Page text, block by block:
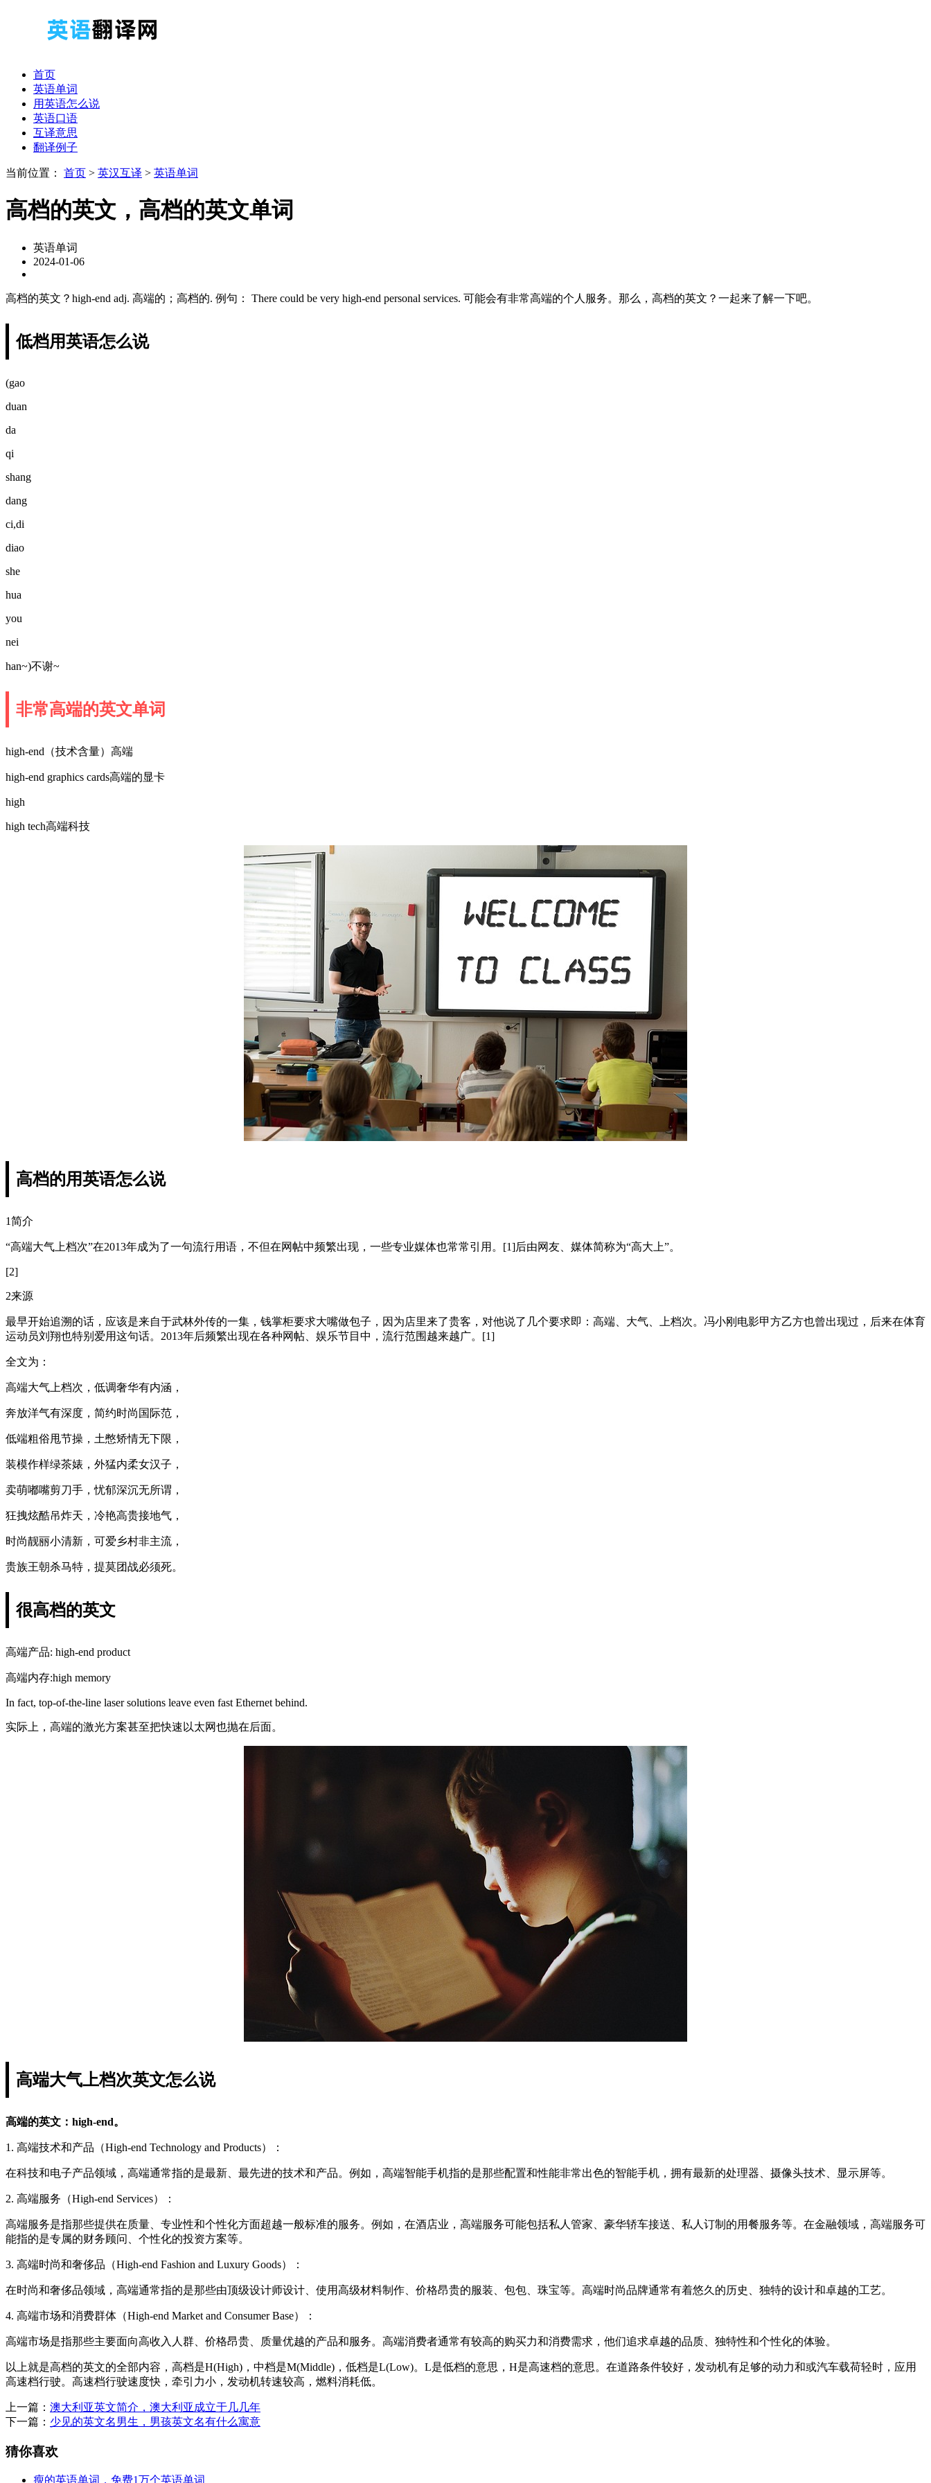
首页
英语单词
用英语怎么说
英语口语
互译意思
翻译例子
当前位置： 首页 > 英汉互译 > 英语单词
高档的英文，高档的英文单词
英语单词
2024-01-06
高档的英文？high-end adj. 高端的；高档的. 例句： There could be very high-end personal services. 可能会有非常高端的个人服务。那么，高档的英文？一起来了解一下吧。
低档用英语怎么说
(gao
duan
da
qi
shang
dang
ci,di
diao
she
hua
you
nei
han~)不谢~
非常高端的英文单词
high-end（技术含量）高端
high-end graphics cards高端的显卡
high
high tech高端科技
高档的用英语怎么说
1简介
“高端大气上档次”在2013年成为了一句流行用语，不但在网帖中频繁出现，一些专业媒体也常常引用。[1]后由网友、媒体简称为“高大上”。
[2]
2来源
最早开始追溯的话，应该是来自于武林外传的一集，钱掌柜要求大嘴做包子，因为店里来了贵客，对他说了几个要求即：高端、大气、上档次。冯小刚电影甲方乙方也曾出现过，后来在体育
运动员刘翔也特别爱用这句话。2013年后频繁出现在各种网帖、娱乐节目中，流行范围越来越广。[1]
全文为：
高端大气上档次，低调奢华有内涵，
奔放洋气有深度，简约时尚国际范，
低端粗俗甩节操，土憋矫情无下限，
装模作样绿茶婊，外猛内柔女汉子，
卖萌嘟嘴剪刀手，忧郁深沉无所谓，
狂拽炫酷吊炸天，冷艳高贵接地气，
时尚靓丽小清新，可爱乡村非主流，
贵族王朝杀马特，提莫团战必须死。
很高档的英文
高端产品: high-end product
高端内存:high memory
In fact, top-of-the-line laser solutions leave even fast Ethernet behind.
实际上，高端的激光方案甚至把快速以太网也抛在后面。
高端大气上档次英文怎么说
高端的英文：high-end。
1. 高端技术和产品（High-end Technology and Products）：
在科技和电子产品领域，高端通常指的是最新、最先进的技术和产品。例如，高端智能手机指的是那些配置和性能非常出色的智能手机，拥有最新的处理器、摄像头技术、显示屏等。
2. 高端服务（High-end Services）：
高端服务是指那些提供在质量、专业性和个性化方面超越一般标准的服务。例如，在酒店业，高端服务可能包括私人管家、豪华轿车接送、私人订制的用餐服务等。在金融领域，高端服务可
能指的是专属的财务顾问、个性化的投资方案等。
3. 高端时尚和奢侈品（High-end Fashion and Luxury Goods）：
在时尚和奢侈品领域，高端通常指的是那些由顶级设计师设计、使用高级材料制作、价格昂贵的服装、包包、珠宝等。高端时尚品牌通常有着悠久的历史、独特的设计和卓越的工艺。
4. 高端市场和消费群体（High-end Market and Consumer Base）：
高端市场是指那些主要面向高收入人群、价格昂贵、质量优越的产品和服务。高端消费者通常有较高的购买力和消费需求，他们追求卓越的品质、独特性和个性化的体验。
以上就是高档的英文的全部内容，高档是H(High)，中档是M(Middle)，低档是L(Low)。L是低档的意思，H是高速档的意思。在道路条件较好，发动机有足够的动力和或汽车载荷轻时，应用
高速档行驶。高速档行驶速度快，牵引力小，发动机转速较高，燃料消耗低。
上一篇： 澳大利亚英文简介，澳大利亚成立于几几年
下一篇： 少见的英文名男生，男孩英文名有什么寓意
猜你喜欢
瘦的英语单词，免费1万个英语单词